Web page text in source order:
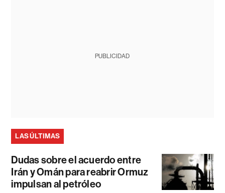
PUBLICIDAD
LAS ÚLTIMAS
Dudas sobre el acuerdo entre
Irán y Omán para reabrir Ormuz
impulsan al petróleo